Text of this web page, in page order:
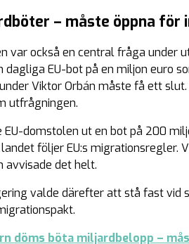
– måste öppna för
var också en central fråga under
EU-bot på en miljon euro
Viktor Orbán måste få ett
utfrågningen.
EU-domstolen ut en bot på 200
följer EU:s migrationsregler.
avvisade det helt.
valde därefter att stå fast
döms böta miljardbelopp –